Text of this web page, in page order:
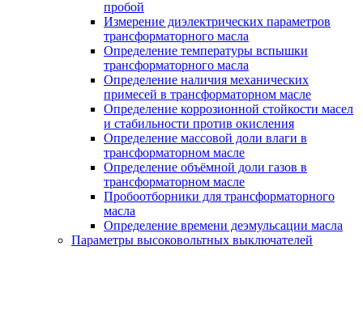
пробой
Измерение диэлектрических параметров
трансформаторного масла
Определение температуры вспышки
трансформаторного масла
Определение наличия механических
примесей в трансформаторном масле
Определение коррозионной стойкости масел
и стабильности против окисления
Определение массовой доли влаги в
трансформаторном масле
Определение объёмной доли газов в
трансформаторном масле
Пробоотборники для трансформаторного
масла
Определение времени деэмульсации масла
Параметры высоковольтных выключателей